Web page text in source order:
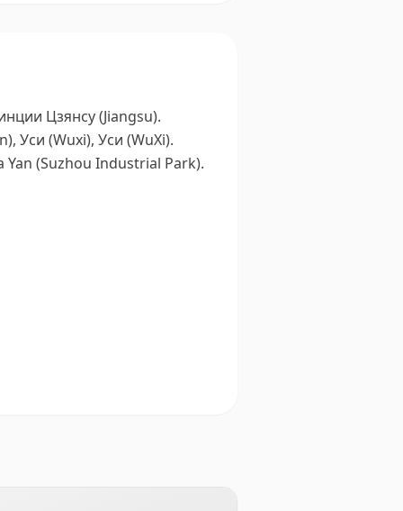
Цзянсу (Jiangsu).
Уси (Wuxi), Уси (WuXi).
Yan (Suzhou Industrial Park).